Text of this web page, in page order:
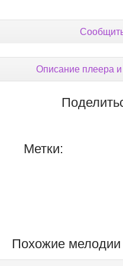
Описание плеера и
Метки:
Похожие мелодии